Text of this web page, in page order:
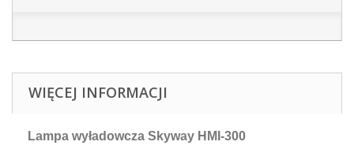
WIĘCEJ INFORMACJI
Lampa wyładowcza Skyway HMI-300